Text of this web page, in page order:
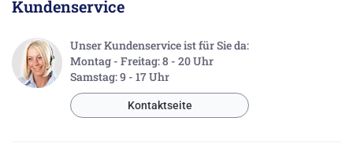
Kundenservice
Unser Kundenservice ist für Sie da:
Montag - Freitag: 8 - 20 Uhr
Samstag: 9 - 17 Uhr
Kontaktseite